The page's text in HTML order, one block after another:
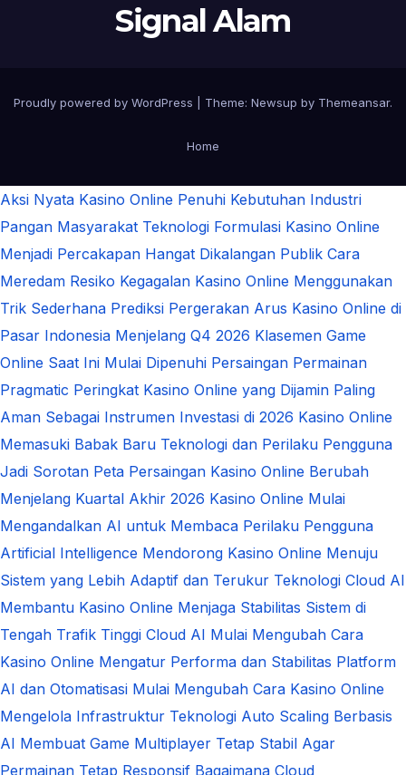
Signal Alam
Proudly powered by WordPress Theme: Newsup by Themeansar.
Home
Aksi Nyata Kasino Online Penuhi Kebutuhan Industri
Pangan Masyarakat Teknologi Formulasi Kasino Online
Menjadi Percakapan Hangat Dikalangan Publik Cara
Meredam Resiko Kegagalan Kasino Online Menggunakan
Trik Sederhana Prediksi Pergerakan Arus Kasino Online di
Pasar Indonesia Menjelang Q4 2026 Klasemen Game
Online Saat Ini Mulai Dipenuhi Persaingan Permainan
Pragmatic Peringkat Kasino Online yang Dijamin Paling
Aman Sebagai Instrumen Investasi di 2026 Kasino Online
Memasuki Babak Baru Teknologi dan Perilaku Pengguna
Jadi Sorotan Peta Persaingan Kasino Online Berubah
Menjelang Kuartal Akhir 2026 Kasino Online Mulai
Mengandalkan AI untuk Membaca Perilaku Pengguna
Artificial Intelligence Mendorong Kasino Online Menuju
Sistem yang Lebih Adaptif dan Terukur Teknologi Cloud AI
Membantu Kasino Online Menjaga Stabilitas Sistem di
Tengah Trafik Tinggi Cloud AI Mulai Mengubah Cara
Kasino Online Mengatur Performa dan Stabilitas Platform
AI dan Otomatisasi Mulai Mengubah Cara Kasino Online
Mengelola Infrastruktur Teknologi Auto Scaling Berbasis
AI Membuat Game Multiplayer Tetap Stabil Agar
Permainan Tetap Responsif Bagaimana Cloud